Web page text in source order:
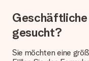
Welche
Derzeit können wir
anbieten. Das
oder Päckchen
gesucht?
Sie möchten eine